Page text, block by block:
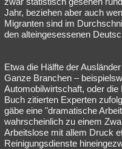
Jahr, beziehen aber auch
Migranten sind im
den alteingesessenen
Etwa die Hälfte der
Ganze Branchen –
Automobilwirtschaft, oder
Buch zitierten Experten
gäbe eine "dramatische
wahrscheinlich zu einem
Arbeitslose mit allem Druck
Reinigungsdienste